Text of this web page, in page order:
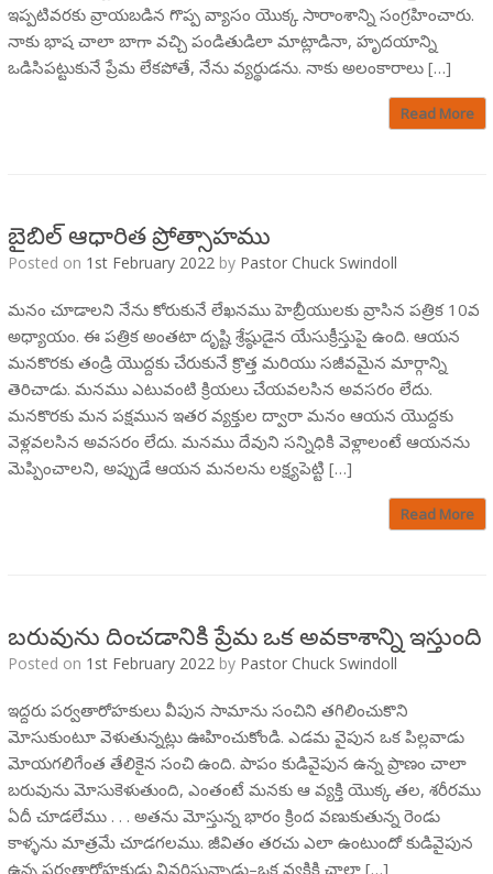
ఇప్పటివరకు వ్రాయబడిన గొప్ప వ్యాసం యొక్క సారాంశాన్ని సంగ్రహించారు.
నాకు భాష చాలా బాగా వచ్చి పండితుడిలా మాట్లాడినా, హృదయాన్ని
ఒడిసిపట్టుకునే ప్రేమ లేకపోతే, నేను వ్యర్థుడను. నాకు అలంకారాలు […]
Read More
బైబిల్ ఆధారిత ప్రోత్సాహము
Posted on 1st February 2022 by Pastor Chuck Swindoll
మనం చూడాలని నేను కోరుకునే లేఖనము హెబ్రీయులకు వ్రాసిన పత్రిక 10వ
అధ్యాయం. ఈ పత్రిక అంతటా దృష్టి శ్రేష్ఠుడైన యేసుక్రీస్తుపై ఉంది. ఆయన
మనకొరకు తండ్రి యొద్దకు చేరుకునే క్రొత్త మరియు సజీవమైన మార్గాన్ని
తెరిచాడు. మనము ఎటువంటి క్రియలు చేయవలసిన అవసరం లేదు.
మనకొరకు మన పక్షమున ఇతర వ్యక్తుల ద్వారా మనం ఆయన యొద్దకు
వెళ్లవలసిన అవసరం లేదు. మనము దేవుని సన్నిధికి వెళ్లాలంటే ఆయనను
మెప్పించాలని, అప్పుడే ఆయన మనలను లక్ష్యపెట్టి […]
Read More
బరువును దించడానికి ప్రేమ ఒక అవకాశాన్ని ఇస్తుంది
Posted on 1st February 2022 by Pastor Chuck Swindoll
ఇద్దరు పర్వతారోహకులు వీపున సామాను సంచిని తగిలించుకొని
మోసుకుంటూ వెళుతున్నట్లు ఊహించుకోండి. ఎడమ వైపున ఒక పిల్లవాడు
మోయగలిగేంత తేలికైన సంచి ఉంది. పాపం కుడివైపున ఉన్న ప్రాణం చాలా
బరువును మోసుకెళుతుంది, ఎంతంటే మనకు ఆ వ్యక్తి యొక్క తల, శరీరము
ఏదీ చూడలేము . . . అతను మోస్తున్న భారం క్రింద వణుకుతున్న రెండు
కాళ్ళను మాత్రమే చూడగలము. జీవితం తరచు ఎలా ఉంటుందో కుడివైపున
ఉన్న పర్వతారోహకుడు వివరిస్తున్నాడు–ఒక వ్యక్తికి చాలా […]